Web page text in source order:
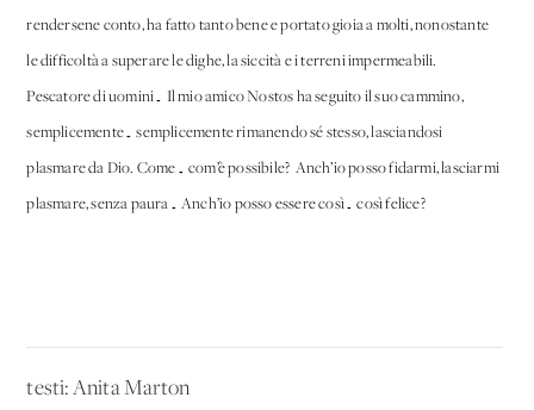
rendersene conto, ha fatto tanto bene e portato gioia a molti, nonostante
le difficoltà a superare le dighe, la siccità e i terreni impermeabili.
Pescatore di uomini… Il mio amico Nostos ha seguito il suo cammino,
semplicemente… semplicemente rimanendo sé stesso, lasciandosi
plasmare da Dio. Come… com’è possibile? Anch’io posso fidarmi, lasciarmi
plasmare, senza paura… Anch’io posso essere così… così felice?
testi: Anita Marton